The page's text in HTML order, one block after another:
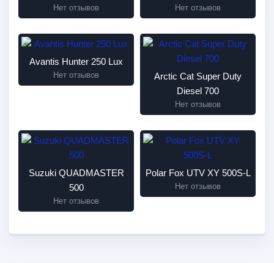
Нет отзывов Нет отзывов
Avantis Hunter 250 Lux
Нет отзывов
Arctic Cat Super Duty
Diesel 700
Нет отзывов
Suzuki QUADMASTER
500
Нет отзывов
Polar Fox UTV XY 500S-L
Нет отзывов